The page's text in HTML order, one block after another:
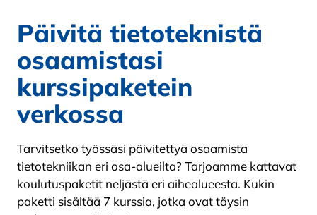
Päivitä tietoteknistä
osaamistasi
kurssipaketein
verkossa
Tarvitsetko työssäsi päivitettyä osaamista
tietotekniikan eri osa-alueilta? Tarjoamme kattavat
koulutuspaketit neljästä eri aihealueesta. Kukin
paketti sisältää 7 kurssia, jotka ovat täysin